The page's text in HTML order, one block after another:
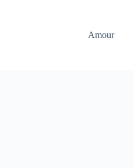
Amour